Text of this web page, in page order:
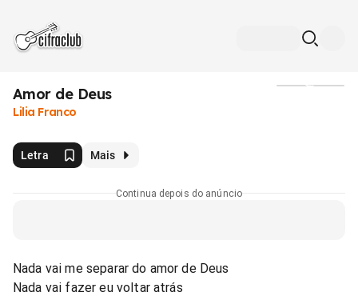
Amor de Deus
Lilia Franco
Letra Mais
Continua depois do anúncio
Nada vai me separar do amor de Deus
Nada vai fazer eu voltar atrás